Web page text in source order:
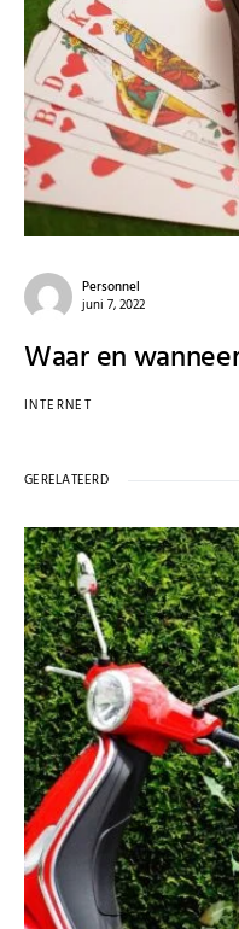
Personnel
juni 7, 2022
Waar en
INTERNET
GERELATEERD